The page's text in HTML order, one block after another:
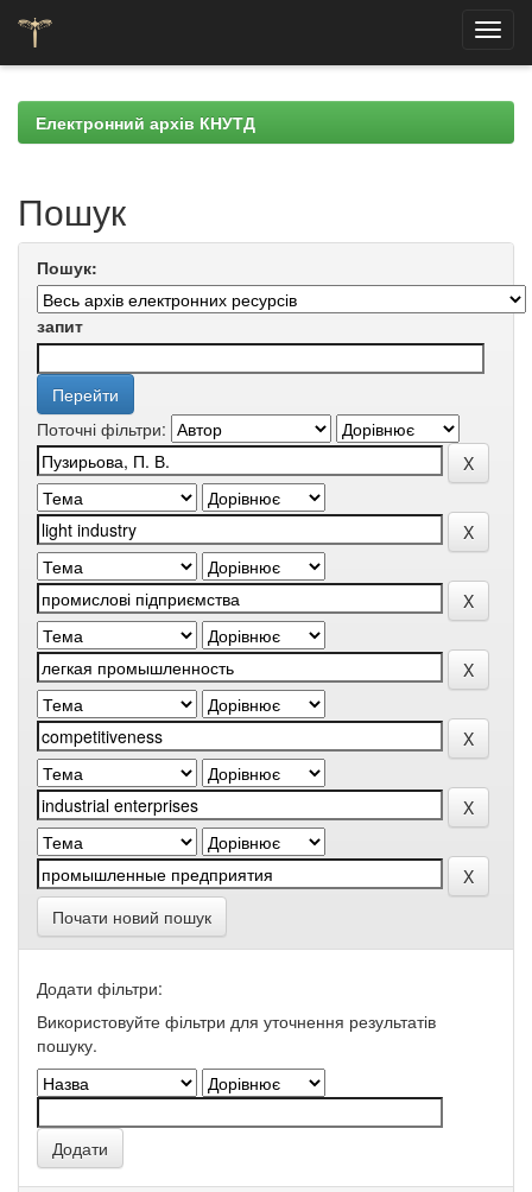
navigationЕлектронний архів КНУТД
Пошук
Пошук:
запит
Поточні фільтри:
Почати новий пошук
Додати фільтри:
Використовуйте фільтри для уточнення результатів
пошуку.